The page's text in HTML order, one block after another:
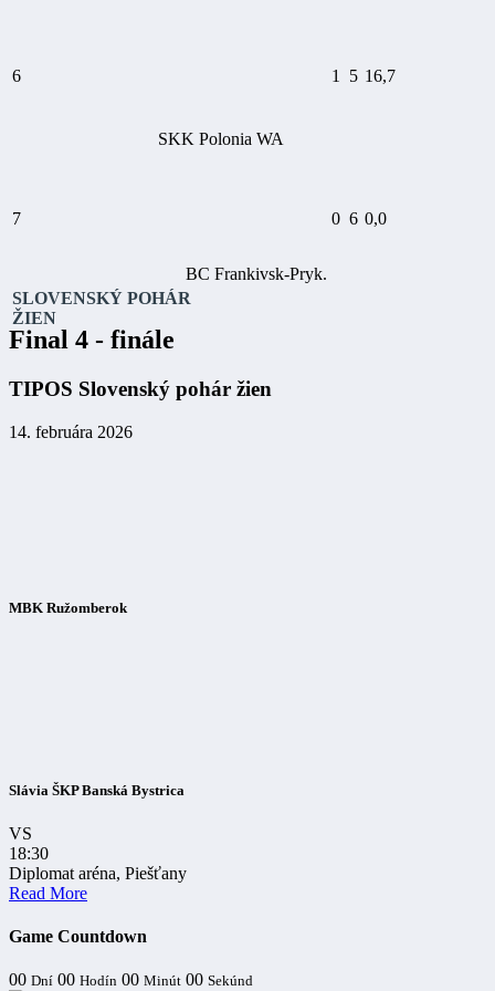
6
SKK Polonia WA
1 5 16,7
7
BC Frankivsk-Pryk.
0 6 0,0
SLOVENSKÝ POHÁR
ŽIEN
Final 4 - finále
TIPOS Slovenský pohár žien
14. februára 2026
MBK Ružomberok
Slávia ŠKP Banská Bystrica
VS
18:30
Diplomat aréna, Piešťany
Read More
Game Countdown
00 Dní 00 Hodín 00 Minút 00 Sekúnd